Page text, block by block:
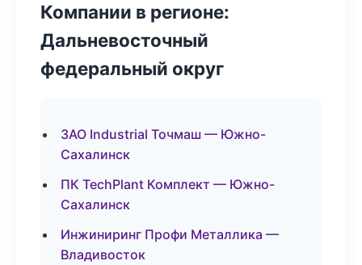
Компании в регионе:
Дальневосточный
федеральный округ
ЗАО Industrial Точмаш — Южно-
Сахалинск
ПК TechPlant Комплект — Южно-
Сахалинск
Инжиниринг Профи Металлика —
Владивосток